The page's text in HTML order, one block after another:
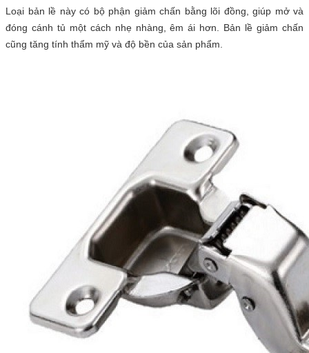
Loại bản lề này có bộ phận giảm chấn bằng lõi đồng, giúp mở và
đóng cánh tủ một cách nhẹ nhàng, êm ái hơn. Bản lề giảm chấn
cũng tăng tính thẩm mỹ và độ bền của sản phẩm.